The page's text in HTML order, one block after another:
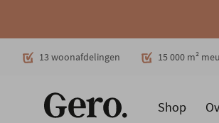
13 woonafdelingen 15 000 m²
Shop
Promoties Producten Cadeaubon